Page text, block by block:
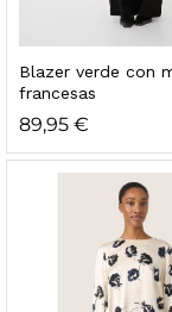
Blazer verde con
francesas
89,95 €